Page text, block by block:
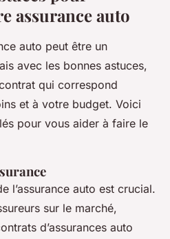
assurance auto
auto peut être un
avec les bonnes astuces,
qui correspond
et à votre budget. Voici
pour vous aider à faire le
l’assurance auto est crucial.
sur le marché,
d’assurances auto